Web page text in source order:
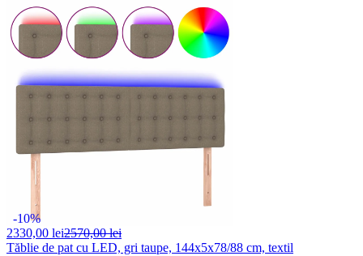
-10%
2330,00 lei2570,00 lei
Tăblie de pat cu LED, gri taupe, 144x5x78/88 cm, textil